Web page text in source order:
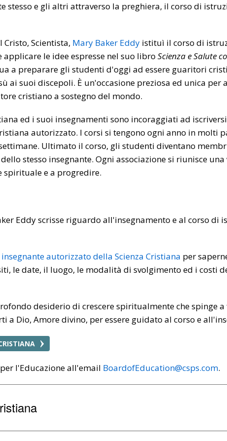
stesso e gli altri attraverso la preghiera, il corso di
Scientista, Mary Baker Eddy istituì il corso di
le idee espresse nel suo libro Scienza e Salute
a preparare gli studenti d'oggi ad essere guaritori
ai suoi discepoli. È un'occasione preziosa ed unica
cristiano a sostegno del mondo.
ed i suoi insegnamenti sono incoraggiati ad
autorizzato. I corsi si tengono ogni anno in molti
Ultimato il corso, gli studenti diventano
stesso insegnante. Ogni associazione si riunisce
spirituale e a progredire.
Eddy scrisse riguardo all'insegnamento e al corso di
autorizzato della Scienza Cristiana per
le date, il luogo, le modalità di svolgimento ed i costi
desiderio di crescere spiritualmente che
a Dio, Amore divino, per essere guidato al corso e
l'Educazione all'email BoardofEducation@csps.com.